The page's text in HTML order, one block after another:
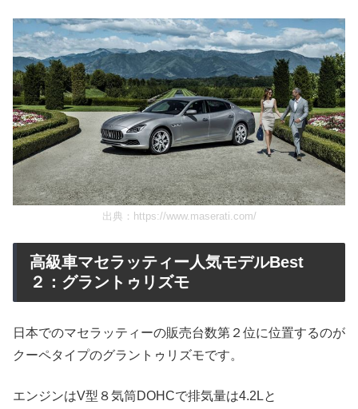
出典： https://www.maserati.com/
高級車マセラッティー人気モデルBest
２：グラントゥリズモ
日本でのマセラッティーの販売台数第２位に位置するのが
クーペタイプのグラントゥリズモです。
エンジンはV型８気筒DOHCで排気量は4.2Lと